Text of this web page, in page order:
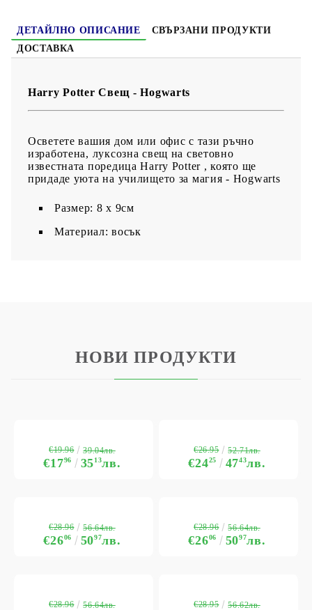
ДЕТАЙЛНО ОПИСАНИЕ
СВЪРЗАНИ ПРОДУКТИ
ДОСТАВКА
Harry Potter Свещ - Hogwarts
Осветете вашия дом или офис с тази ръчно
изработена, луксозна свещ на световно
известната поредица Harry Potter , която ще
придаде уюта на училището за магия - Hogwarts
Размер: 8 х 9см
Материал: восък
НОВИ ПРОДУКТИ
€1796 3513лв.
€19.96 39.04лв.
€2425 4743лв.
€26.95 52.71лв.
€2606 5097лв.
€28.96 56.64лв.
€2606 5097лв.
€28.96 56.64лв.
€28.96 56.64лв. €28.95 56.62лв.